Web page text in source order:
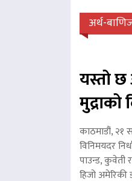
अर्थ-
यस्तो
मुद्राको
काठमाडौं, २१
विनिमयदर
पाउन्ड, कुवेती
हिजो